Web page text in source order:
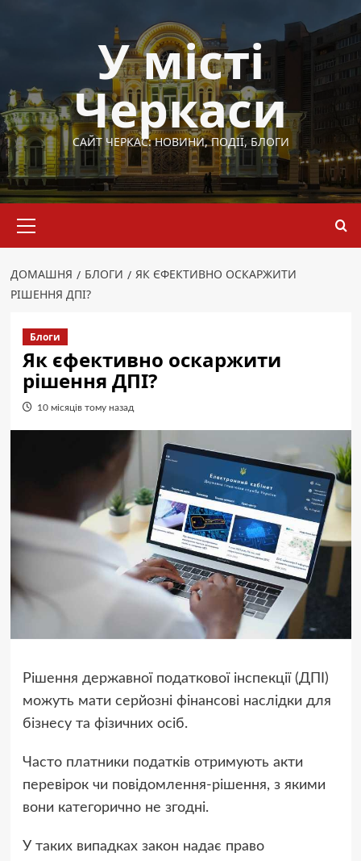
У місті
Черкаси
САЙТ ЧЕРКАС: НОВИНИ, ПОДІЇ, БЛОГИ
меню
ДОМАШНЯ БЛОГИ
ЯК ЄФЕКТИВНО ОСКАРЖИТИ
РІШЕННЯ ДПІ?
Блоги
Як єфективно оскаржити
рішення ДПІ?
10 місяців тому назад
Рішення державної податкової інспекції (ДПІ)
можуть мати серйозні фінансові наслідки для
бізнесу та фізичних осіб.
Часто платники податків отримують акти
перевірок чи повідомлення-рішення, з якими
вони категорично не згодні.
У таких випадках закон надає право